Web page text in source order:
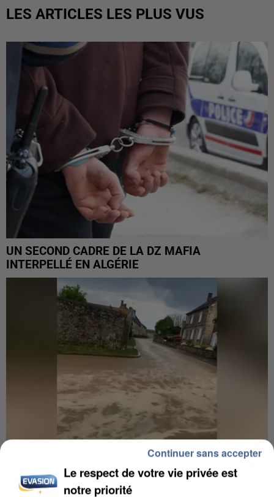
LES ARTICLES LES PLUS VUS
UN SECOND CADRE DE LA DZ MAFIA
INTERPELLÉ EN ALGÉRIE
UNE TOURISTE DE L’OISE EMPORTÉE PAR UNE
Le respect de votre vie privée est
notre priorité
Continuer sans accepter